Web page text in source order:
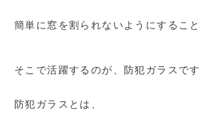
簡単に窓を割られないようにすること
そこで活躍するのが、防犯ガラスです
防犯ガラスとは、